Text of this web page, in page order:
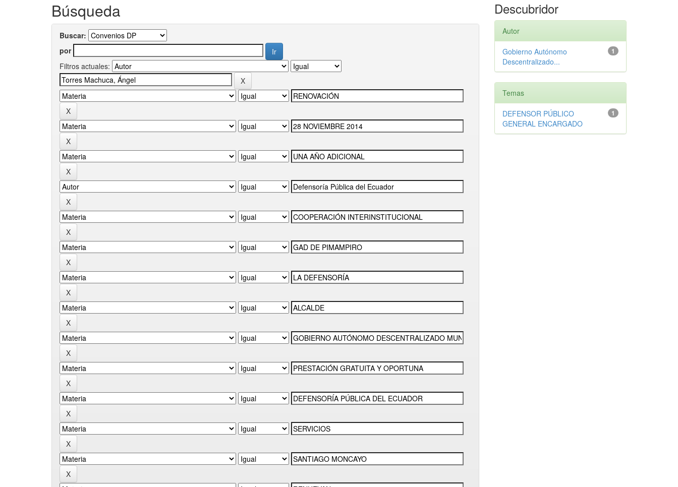
Búsqueda
Buscar:
por
Filtros actuales:
Descubridor
Autor
1
Gobierno Autónomo
Descentralizado...
Temas
1
DEFENSOR PÚBLICO
GENERAL ENCARGADO